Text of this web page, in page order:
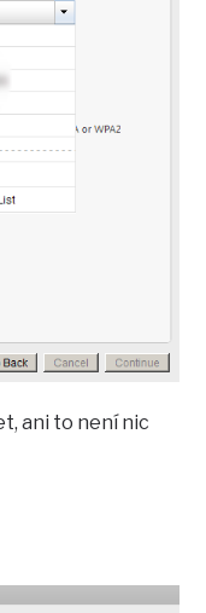
ani to není nic